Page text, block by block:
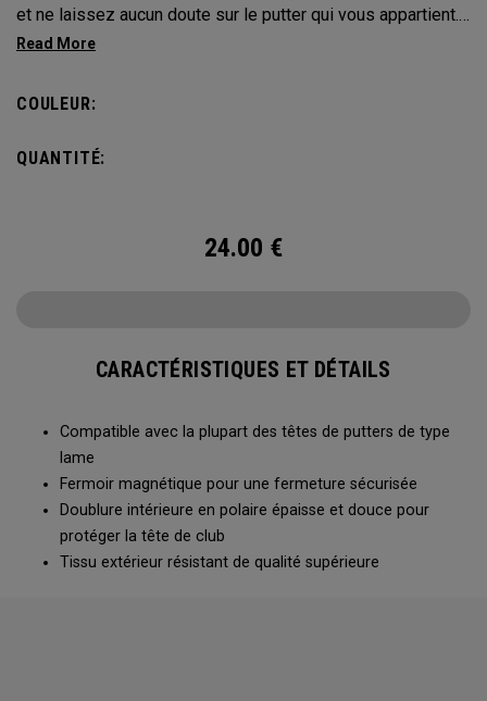
et ne laissez aucun doute sur le putter qui vous appartient.
Protégez votre putter avec ces couvre-clubs distinctifs et
COULEUR:
QUANTITÉ:
24.00 €
CARACTÉRISTIQUES ET DÉTAILS
Compatible avec la plupart des têtes de putters de type
lame
Fermoir magnétique pour une fermeture sécurisée
Doublure intérieure en polaire épaisse et douce pour
protéger la tête de club
Tissu extérieur résistant de qualité supérieure